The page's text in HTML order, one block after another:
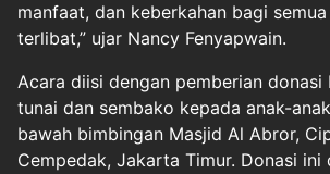
manfaat, dan keberkahan bagi
terlibat,” ujar Nancy Fenyapwain.
Acara diisi dengan pemberian donasi
tunai dan sembako kepada anak-
bawah bimbingan Masjid Al Abror,
Cempedak, Jakarta Timur. Donasi ini